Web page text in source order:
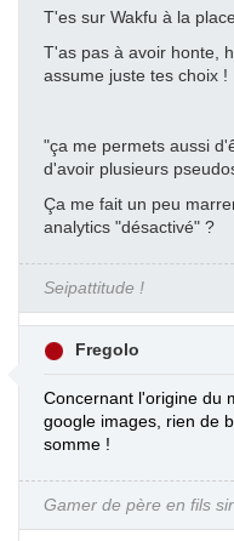
T'es sur Wakfu à la
T'as pas à avoir honte,
assume juste tes choix !
"ça me permets aussi
d'avoir plusieurs
Ça me fait un peu
analytics "désactivé" ?
Seipattitude !
Fregolo
Concernant l'origine du
google images, rien de
somme !
Gamer de père en fils